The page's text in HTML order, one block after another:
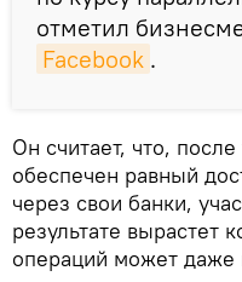
отметил
Facebook .
Он считает, что,
обеспечен равный
через свои банки,
результате вырастет
операций может даже